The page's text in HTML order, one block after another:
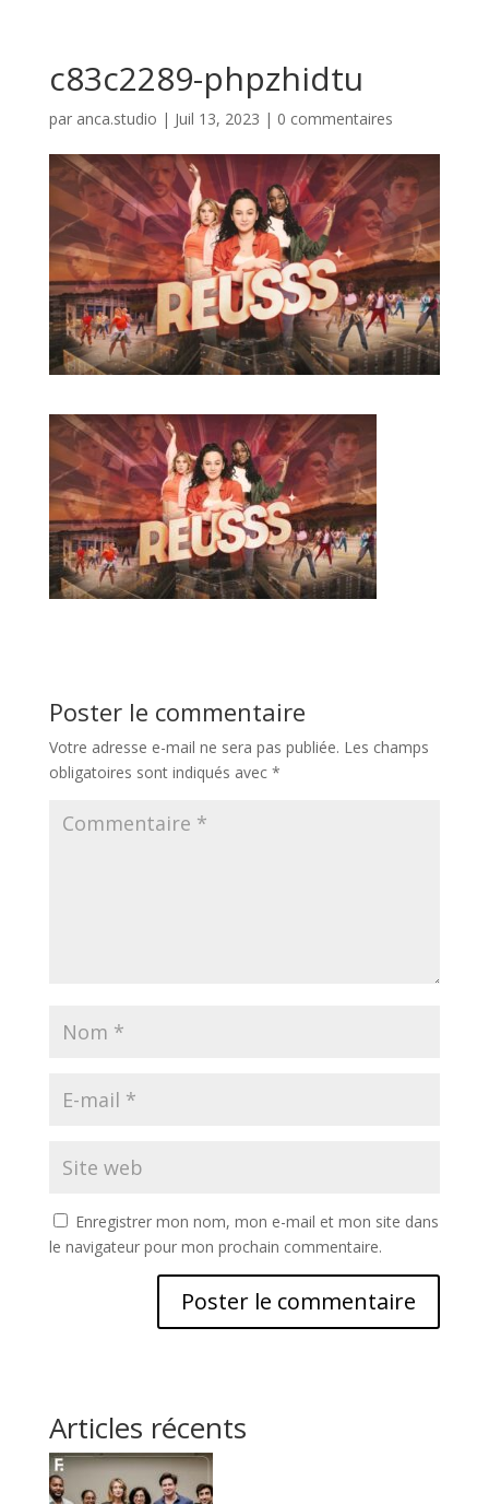
c83c2289-phpzhidtu
par anca.studio | Juil 13, 2023 | 0 commentaires
Poster le commentaire
Votre adresse e-mail ne sera pas publiée. Les champs
obligatoires sont indiqués avec *
Enregistrer mon nom, mon e-mail et mon site dans
le navigateur pour mon prochain commentaire.
Articles récents